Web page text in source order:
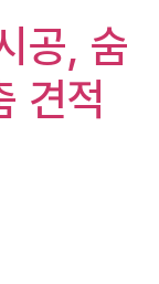
공, 숨
견적